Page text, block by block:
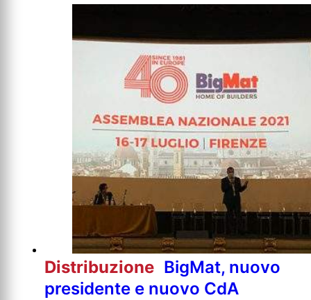
Distribuzione BigMat, nuovo
presidente e nuovo CdA